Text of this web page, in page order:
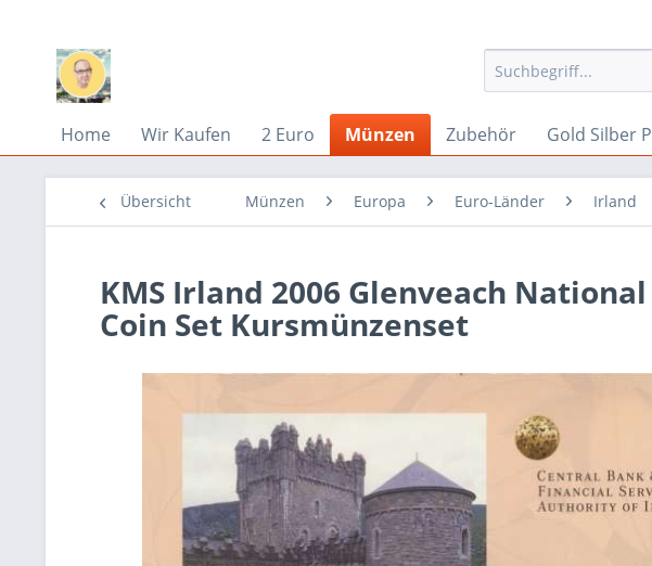
Home Wir Kaufen 2 Euro Münzen Zubehör Gold Silber
Übersicht Münzen Europa Euro-Länder Irland
KMS Irland 2006 Glenveach
Coin Set Kursmünzenset